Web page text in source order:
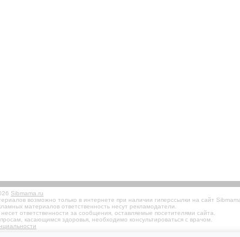
Sibmama.ru
возможно только в интернете при наличии гиперссылки на сайт
материалов ответственность несут рекламодатели.
ответственности за сообщения, оставляемые посетителями сайта.
касающимся здоровья, необходимо консультироваться с врачом.